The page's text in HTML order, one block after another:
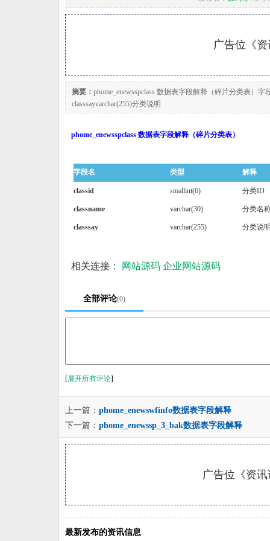
广告位《
摘要： phome_enewsspclass 数据表字段解释（碎片分类表）
classsayvarchar(255)分类说明
phome_enewsspclass 数据表字段解释（碎片分类表）
字段名 类型 解释
classid smallint(6) 分类ID
classname varchar(30) 分类名
classsay varchar(255) 分类说
相关连接： 网站源码 企业网站源码
全部评论(0)
[展开所有评论]
上一篇： phome_enewswfinfo数据表字段解释
下一篇： phome_enewssp_3_bak数据表字段解释
广告位《资
最新发布的资讯信息